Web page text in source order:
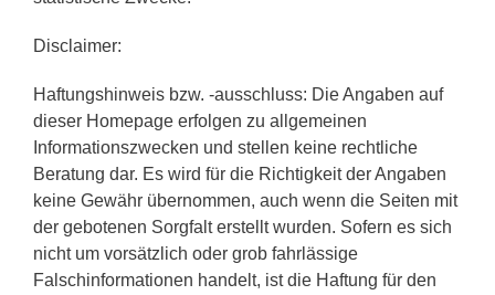
Disclaimer:
Haftungshinweis bzw. -ausschluss: Die Angaben auf
dieser Homepage erfolgen zu allgemeinen
Informationszwecken und stellen keine rechtliche
Beratung dar. Es wird für die Richtigkeit der Angaben
keine Gewähr übernommen, auch wenn die Seiten mit
der gebotenen Sorgfalt erstellt wurden. Sofern es sich
nicht um vorsätzlich oder grob fahrlässige
Falschinformationen handelt, ist die Haftung für den